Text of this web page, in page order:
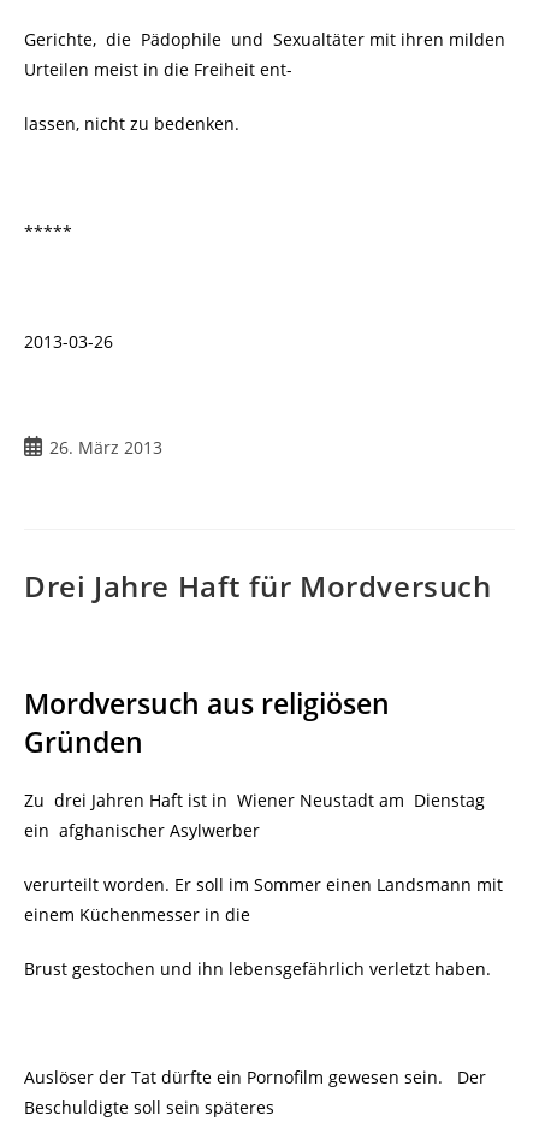
Gerichte, die Pädophile und Sexualtäter mit ihren milden
Urteilen meist in die Freiheit ent-
lassen, nicht zu bedenken.
*****
2013-03-26
Beitrag26. März 2013
Drei Jahre Haft für Mordversuch
Mordversuch aus religiösen
Gründen
Zu drei Jahren Haft ist in Wiener Neustadt am Dienstag
ein afghanischer Asylwerber
verurteilt worden. Er soll im Sommer einen Landsmann mit
einem Küchenmesser in die
Brust gestochen und ihn lebensgefährlich verletzt haben.
Auslöser der Tat dürfte ein Pornofilm gewesen sein. Der
Beschuldigte soll sein späteres